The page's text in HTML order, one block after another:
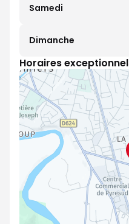
Samedi
Dimanche
Horaires